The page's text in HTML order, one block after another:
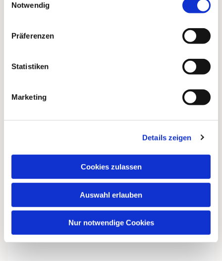
Notwendig
Präferenzen
Statistiken
Marketing
Details zeigen
Cookies zulassen
Auswahl erlauben
Nur notwendige Cookies
Dies könnte Sie auch
interessieren